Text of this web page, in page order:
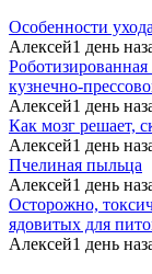
Особенности
Алексей1 день
кузнечно-
Алексей1 день
Как мозг решает,
Алексей1 день
Пчелиная пыльца
Алексей1 день
Осторожно,
ядовитых для
Алексей1 день